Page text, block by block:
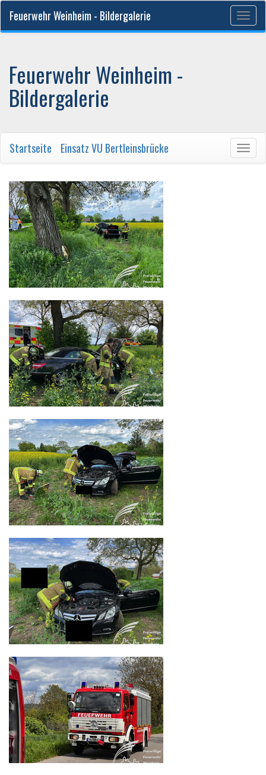
Feuerwehr Weinheim - Bildergalerie
Feuerwehr Weinheim -
Bildergalerie
Startseite Einsatz VU Bertleinsbrücke